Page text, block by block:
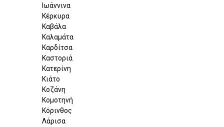
Ιωάννινα
Κέρκυρα
Καβάλα
Καλαμάτα
Καρδίτσα
Καστοριά
Κατερίνη
Κιάτο
Κοζάνη
Κομοτηνή
Κόρινθος
Λάρισα